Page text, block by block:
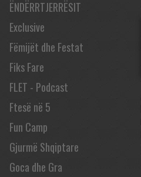
ËNDËRRTJERRËSIT
Exclusive
Fëmijët dhe Festat
Fiks Fare
FLET - Podcast
Ftesë në 5
Fun Camp
Gjurmë Shqiptare
Goca dhe Gra